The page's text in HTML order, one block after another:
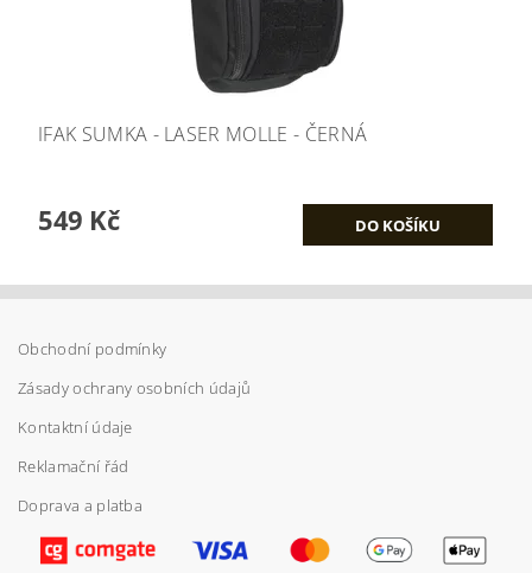
IFAK SUMKA - LASER MOLLE - ČERNÁ
549 Kč
Obchodní podmínky
Zásady ochrany osobních údajů
Kontaktní údaje
Reklamační řád
Doprava a platba